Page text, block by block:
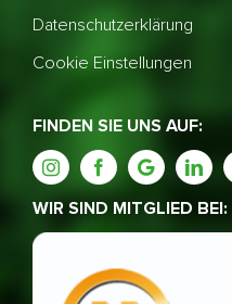
Datenschutzerklärung
Cookie Einstellungen
FINDEN SIE UNS AUF:
WIR SIND MITGLIED BEI: